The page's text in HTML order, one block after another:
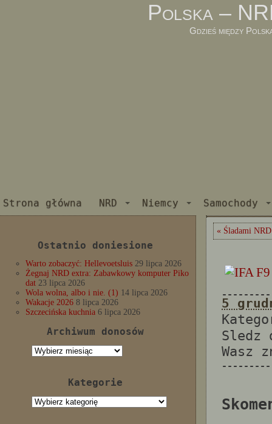
Polska –
Gdzieś między
Strona główna NRD Niemcy Samochody
Ostatnio doniesione
Warto zobaczyć: Hellevoetsluis 29 lipca 2026
Żegnaj NRD extra: Zabawkowy komputer Piko
dat 23 lipca 2026
Wola wolna, albo i nie. (1) 14 lipca 2026
Wakacje 2026 8 lipca 2026
Szczecińska kuchnia 6 lipca 2026
Archiwum donosów
Archiwum
Kategorie
Kategorie
« Śladami
5
Sledz
Wasz